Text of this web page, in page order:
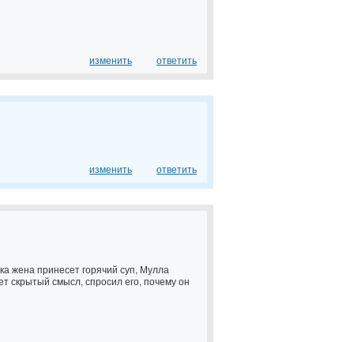
изменить ответить
изменить ответить
жена принесет горячий суп, Мулла
скрытый смысл, спросил его, почему он